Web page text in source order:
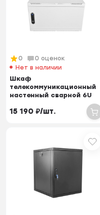
0
0 оценок
Нет в наличии
Шкаф
телекоммуникационный
настенный сварной 6U
стенки, дв...
15 190 ₽/шт.